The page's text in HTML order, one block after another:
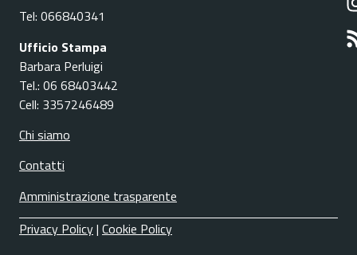
Tel: 066840341
Ufficio Stampa
Barbara Perluigi
Tel.: 06 68403442
Cell: 3357246489
Chi siamo
Contatti
Amministrazione trasparente
Privacy Policy| Cookie Policy